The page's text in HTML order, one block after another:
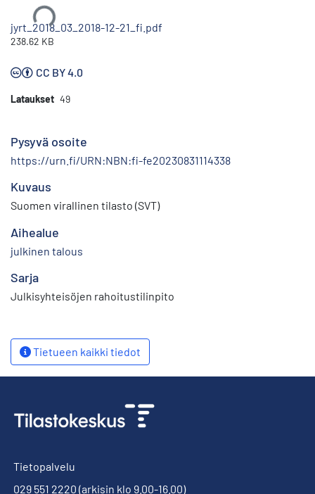
Ladataan...
jyrt_2018_03_2018-12-21_fi.pdf
238.62 KB
CC BY 4.0
Lataukset 49
Pysyvä osoite
https://urn.fi/URN:NBN:fi-fe20230831114338
Kuvaus
Suomen virallinen tilasto (SVT)
Aihealue
julkinen talous
Sarja
Julkisyhteisöjen rahoitustilinpito
Tietueen kaikki tiedot
Tietopalvelu
029 551 2220 (arkisin klo 9.00-16.00)